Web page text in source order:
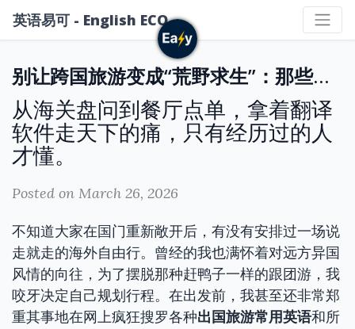
英语易可 - English ECO
别让跨国旅游变成“荒野求生”：那些年在国外因为张不开嘴踩过的连环大坑
从海关盘问到餐厅点单，拿着翻译
软件走天下的痛，只有经历过的人
才懂。
Posted on March 26, 2026
不知道大家在国门重新敞开后，有没有安排过一场说
走就走的海外自由行。曾经的我也满怀着对远方异国
风情的向往，为了摆脱那种赶鸭子一样的跟团游，我
咬牙决定自己规划行程。在出发前，我甚至还非常郑
重其事地在网上疯狂搜罗各种出国旅游常用英语和所